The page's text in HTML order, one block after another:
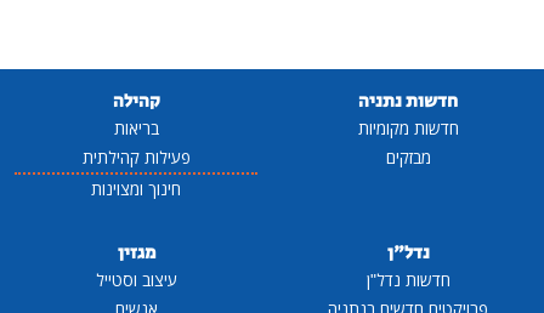
חדשות נתניה
חדשות מקומיות
מבזקים
קהילה
בריאות
פעילות קהילתית
חינוך ומצוינות
נדל"ן
חדשות נדל"ן
פרויקטים חדשים בנתניה
מגזין
עיצוב וסטייל
אנשים